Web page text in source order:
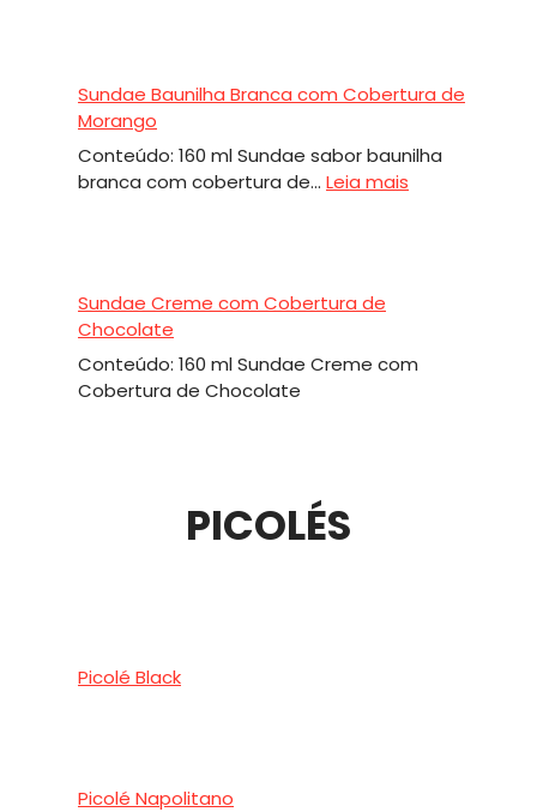
Sundae Baunilha Branca com Cobertura de
Morango
Conteúdo: 160 ml Sundae sabor baunilha
branca com cobertura de… Leia mais
Morango
Sundae Creme com Cobertura de
Chocolate
Conteúdo: 160 ml Sundae Creme com
Cobertura de Chocolate
PICOLÉS
Picolé Black
Picolé Napolitano